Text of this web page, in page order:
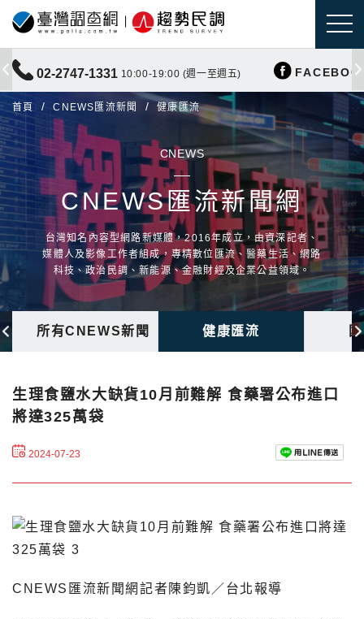
02-2747-1331 10:00-19:00 (週一至週五)
首頁 CNEWS匯流新聞 健康匯流
CNEWS
CNEWS匯流新聞網
台灣知名內容型網路新媒體，2016年成立，由資深記者、
媒體人及影像工作者組成，專精數位匯流、醫藥生活、網路
科技、政治民調、新能源、金融財經及企業公益領域。
所有CNEWS新聞 健康匯流
生理食鹽水大缺貨10月前難解 食藥署公布進口
將達325萬袋
2024-07-23
CNEWS匯流新聞網記者陳鈞凱／台北報導